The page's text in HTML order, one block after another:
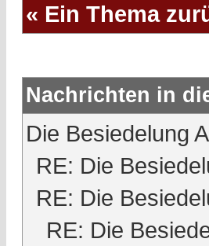
« Ein Thema
Nachrichten in
Die Besiedelung
RE: Die
RE: Die
RE: Die